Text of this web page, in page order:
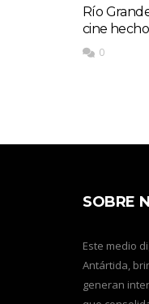
Río
cine
0
SOBRE
Este medio
Antártida,
generan